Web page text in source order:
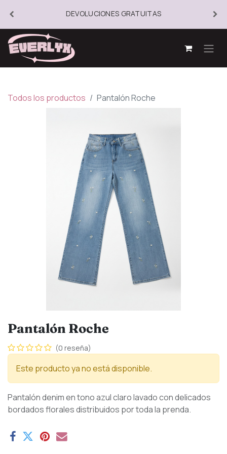
DEVOLUCIONES GRATUITAS
Todos los productos Pantalón Roche
Pantalón Roche
(0 reseña)
Este producto ya no está disponible.
Pantalón denim en tono azul claro lavado con delicados
bordados florales distribuidos por toda la prenda.